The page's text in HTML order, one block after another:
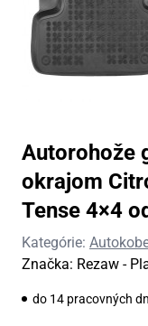
Autorohože
okrajom
Tense 4×4
Kategórie:
Značka: Rezaw -
do 14 pracovných